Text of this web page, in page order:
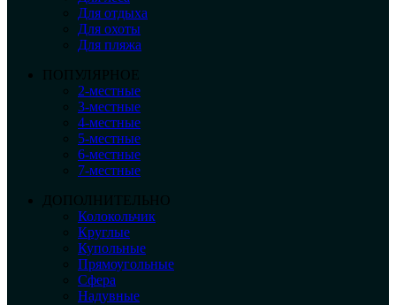
Для отдыха
Для охоты
Для пляжа
ПОПУЛЯРНОЕ
2-местные
3-местные
4-местные
5-местные
6-местные
7-местные
ДОПОЛНИТЕЛЬНО
Колокольчик
Круглые
Купольные
Прямоугольные
Сфера
Надувные